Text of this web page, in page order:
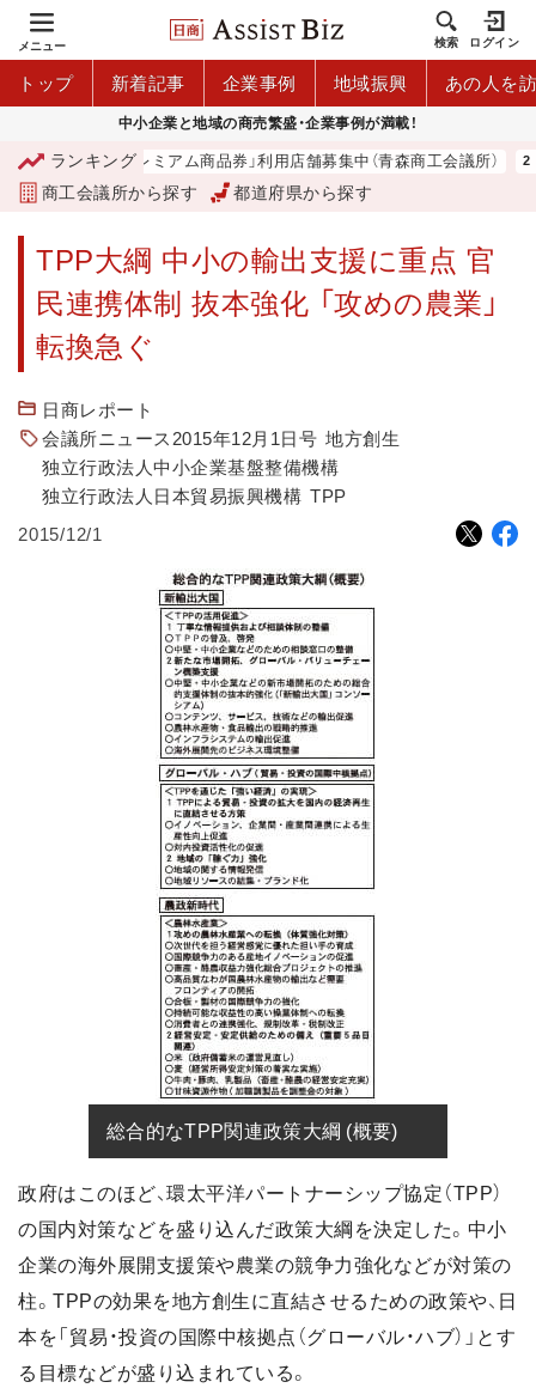
メニュー 検索 ログイン
トップ 新着記事 企業事例 地域振興 あの人を
中小企業と地域の商売繁盛・企業事例が満載！
ランキング
「青森市プレミアム商品券」利用店舗募集中（青森商工会議所）
商工会議所から探す 都道府県から探す
TPP大綱 中小の輸出支援に重点 官
民連携体制 抜本強化 「攻めの農業」
転換急ぐ
日商レポート
会議所ニュース2015年12月1日号 地方創生
独立行政法人中小企業基盤整備機構
独立行政法人日本貿易振興機構 TPP
2015/12/1
総合的なTPP関連政策大綱 (概要)
政府はこのほど、環太平洋パートナーシップ協定（TPP）
の国内対策などを盛り込んだ政策大綱を決定した。中小
企業の海外展開支援策や農業の競争力強化などが対策の
柱。TPPの効果を地方創生に直結させるための政策や、日
本を「貿易・投資の国際中核拠点（グローバル・ハブ）」とす
る目標などが盛り込まれている。